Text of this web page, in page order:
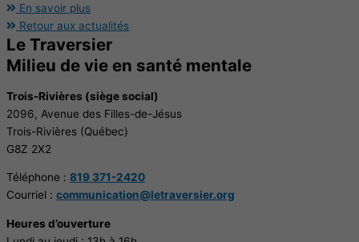
En savoir plus
Retour aux actualités
Le Traversier
Milieu de vie en santé mentale
Trois-Rivières (siège social)
2096, Avenue des Filles-de-Jésus
Trois-Rivières (Québec)
G8Z 2X2
Téléphone : 819 371-2420
Courriel : communication@letraversier.org
Heures d’ouverture